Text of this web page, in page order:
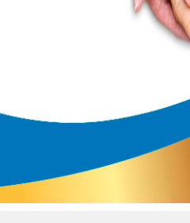
a las